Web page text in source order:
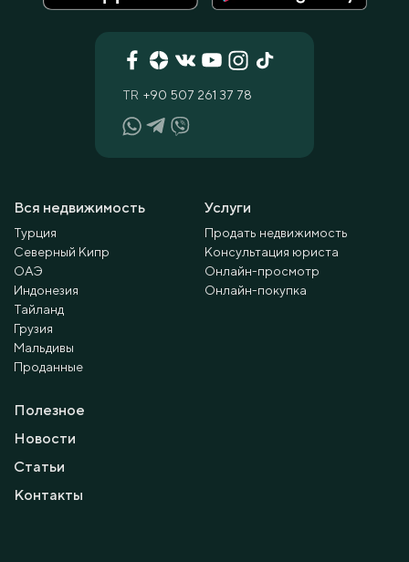
Вся недвижимость
Турция
Северный Кипр
ОАЭ
Индонезия
Тайланд
Грузия
Мальдивы
Проданные
Услуги
Продать недвижимость
Консультация юриста
Онлайн-просмотр
Онлайн-покупка
Полезное
Новости
Статьи
Контакты
TR +90 507 261 37 78